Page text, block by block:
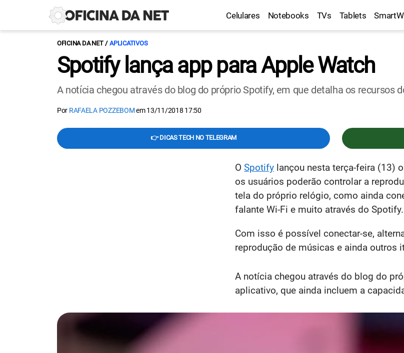
Celulares Notebooks TVs Tablets
OFICINA DA NET APLICATIVOS
Spotify lança app para Apple Watch
A notícia chegou através do blog do próprio Spotify, em que detalha os recursos
Por RAFAELA POZZEBOMem13/11/2018 17:50
👉 DICAS TECH NO TELEGRAM
O Spotify lançou nesta terça-feira (13)
os usuários poderão controlar a
tela do próprio relógio, como ainda
falante Wi-Fi e muito através do Spotify.
Com isso é possível conectar-se,
reprodução de músicas e ainda outros
A notícia chegou através do blog do
aplicativo, que ainda incluem a